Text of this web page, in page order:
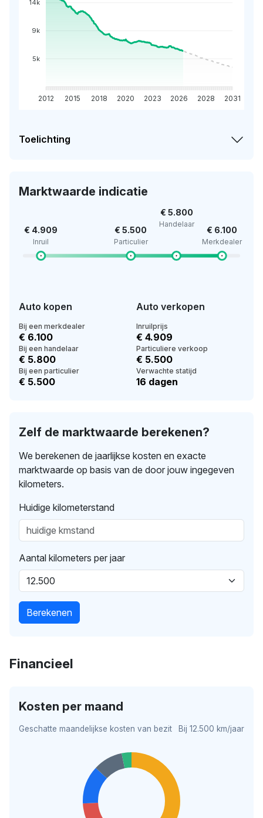
14k
9k
5k
2012 2015 2018 2020 2023 2026 2028 2031
Toelichting
Marktwaarde indicatie
€ 4.909
Inruil
€ 5.500
Particulier
€ 5.800
Handelaar
€ 6.100
Merkdealer
Auto kopen
Bij een merkdealer
€ 6.100
Bij een handelaar
€ 5.800
Bij een particulier
€ 5.500
Auto verkopen
Inruilprijs
€ 4.909
Particuliere verkoop
€ 5.500
Verwachte statijd
16 dagen
Zelf de marktwaarde berekenen?
We berekenen de jaarlijkse kosten en exacte
marktwaarde op basis van de door jouw ingegeven
kilometers.
Huidige kilometerstand
Aantal kilometers per jaar
Berekenen
Financieel
Kosten per maand
Geschatte maandelijkse kosten van bezit Bij 12.500 km/jaar